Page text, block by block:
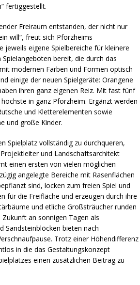
fertiggestellt.
Freiraum entstanden, der nicht nur
will“, freut sich Pforzheims
jeweils eigene Spielbereiche für kleinere
bereit, die durch das
modernen Farben und Formen optisch
einige der neuen Spielgeräte: Orangene
ihren ganz eigenen Reiz. Mit fast fünf
in ganz Pforzheim. Ergänzt werden
und Kletterelementen sowie
und große Kinder.
Spielplatz vollständig zu durchqueren,
und Landschaftsarchitekt
einen ersten von vielen möglichen
angelegte Bereiche mit Rasenflächen
sind, locken zum freien Spiel und
für die Freifläche und erzeugen durch ihre
und etliche Großsträucher runden
an sonnigen Tagen als
Sandsteinblöcken bieten nach
Trotz einer Höhendifferenz
in die das Gestaltungskonzept
einen zusätzlichen Beitrag zu